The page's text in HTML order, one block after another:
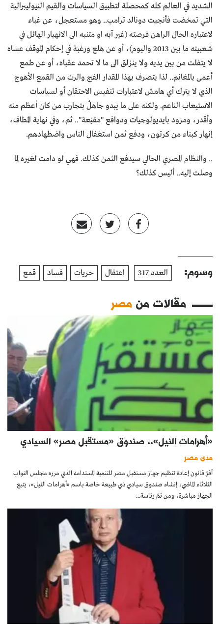
الشديد في العالم كله كمحصلة لتطبيق السياسات والقيم النيوليبرالية
التي تمخضت فأنجبت دونالد ترامب.. وهو مستعجل، عن غباء
لاعتباره الحال الراهن فرصته (غير آبه او متنبه الى الانهيار الهائل في
شعبيته ما بين 2013 واليوم)، أو عن هلع ورغبة في إحكام الموقف عساه
لا يتفلت من بين يديه ولا ينزلق الى ما لا تحمد عقباه، أو عن طمع
أعمى بالمغانم.. لذا يتصرف بهذا المقدار الفج والرث من القمع الأهوج
الذي لا يترك أي هامش لاعتبارات تنفيس الاحتقان أو لسياسات
الاستيعاب الناعم. ولكنه على ما يبدو جاهلٌ بتجارب من كان أعظم منه
وأقدر، ومزود بايديولوجيات ودوافع "مقنِعة".. ثم، وفي نهاية المطاف،
إنهار كبناء من كرتون، ودفع ثمن استغفال الناس واضطهادهم.
.. والنظام المصري الحالي سيدفع الثمن كذلك. فهي لو دامت لغيره لما
وصلت إليه.. أليس كذلك؟
وسوم: العدد 317 اعتقال حريات فساد قمع
مقالات منمصر
«أهرامات النيل».. صندوق «مستقبل مصر» السيادي
مدى مصر
أقرّ قانون إعادة تنظيم جهاز مستقبل مصر للتنمية المستدامة الذي مرره مجلس النواب
الثلاثاء الماضي، إنشاء صندوق سيادي ذي طبيعة خاصة باسم «أهرامات النيل»، يتبع
الجهاز مباشرة، ومن ثمّ رئاسة...